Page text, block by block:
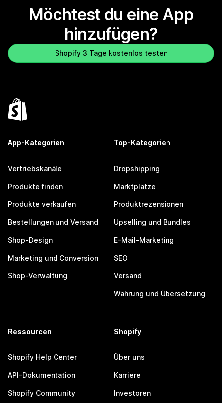
Möchtest du eine App
hinzufügen?
Shopify 3 Tage kostenlos testen
App-Kategorien
Vertriebskanäle
Produkte finden
Produkte verkaufen
Bestellungen und Versand
Shop-Design
Marketing und Conversion
Shop-Verwaltung
Top-Kategorien
Dropshipping
Marktplätze
Produktrezensionen
Upselling und Bundles
E-Mail-Marketing
SEO
Versand
Währung und Übersetzung
Ressourcen
Shopify Help Center
API-Dokumentation
Shopify Community
Shopify
Über uns
Karriere
Investoren